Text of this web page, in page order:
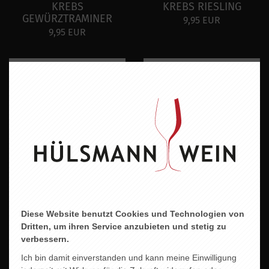
KREBS
GEWÜRZTRAMINER
9,95 EUR
KREBS RIESLING
9,95 EUR
KREBS ROSÉ
9,60 EUR
NIK WEIS RIESLING
feinherb
Diese Website benutzt Cookies und Technologien von
Dritten, um ihren Service anzubieten und stetig zu
verbessern.
Ich bin damit einverstanden und kann meine Einwilligung